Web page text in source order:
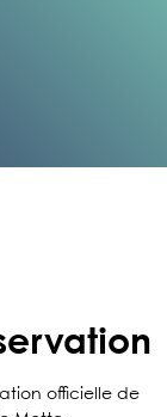
officielle de